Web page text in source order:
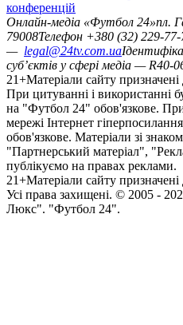
конференцій
Онлайн-медіа «Футбол 24»пл.
79008Телефон +380 (32) 229-77-
— legal@24tv.com.ua
суб’єктів у сфері медіа — R40-
21+Матеріали сайту
При цитуванні і використанні
на "Футбол 24" обов'язкове.
мережі Інтернет
обов'язкове. Матеріали зі
"Партнерський матеріал",
публікуємо на правах реклами.
21+Матеріали сайту
Усi права захищенi. © 2005 -
Люкс". "Футбол 24".